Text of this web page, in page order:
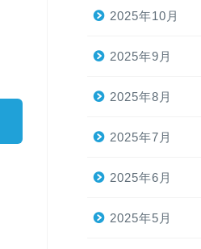
2025年10月
2025年9月
2025年8月
2025年7月
2025年6月
2025年5月